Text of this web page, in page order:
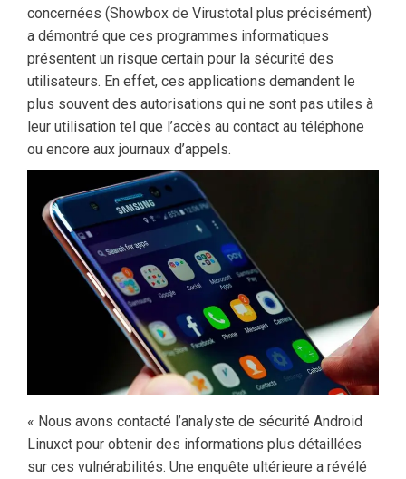
concernées (Showbox de Virustotal plus précisément)
a démontré que ces programmes informatiques
présentent un risque certain pour la sécurité des
utilisateurs. En effet, ces applications demandent le
plus souvent des autorisations qui ne sont pas utiles à
leur utilisation tel que l’accès au contact au téléphone
ou encore aux journaux d’appels.
« Nous avons contacté l’analyste de sécurité Android
Linuxct pour obtenir des informations plus détaillées
sur ces vulnérabilités. Une enquête ultérieure a révélé